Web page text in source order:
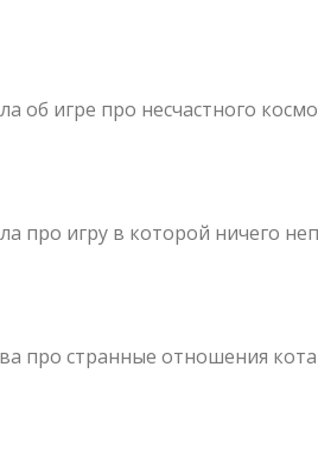
об игре про несчастного
про игру в которой ничего
про странные отношения